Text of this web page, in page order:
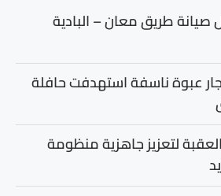
صيانة طريق معان – البادية
عبوة ناسفة استهدفت حافلة
لتعزيز جاهزية منظومة